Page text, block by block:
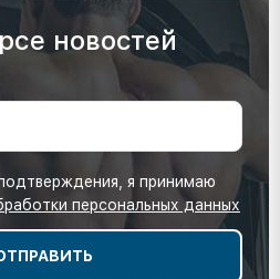
новостей
я принимаю
персональных данных